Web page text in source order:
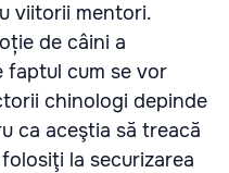
viitorii mentori.
de câini a
faptul cum se vor
chinologi depinde
ca aceştia să treacă
la securizarea